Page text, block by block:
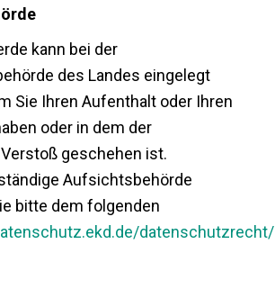
kann bei der
des Landes eingelegt
Sie Ihren Aufenthalt oder Ihren
oder in dem der
geschehen ist.
Aufsichtsbehörde
bitte dem folgenden